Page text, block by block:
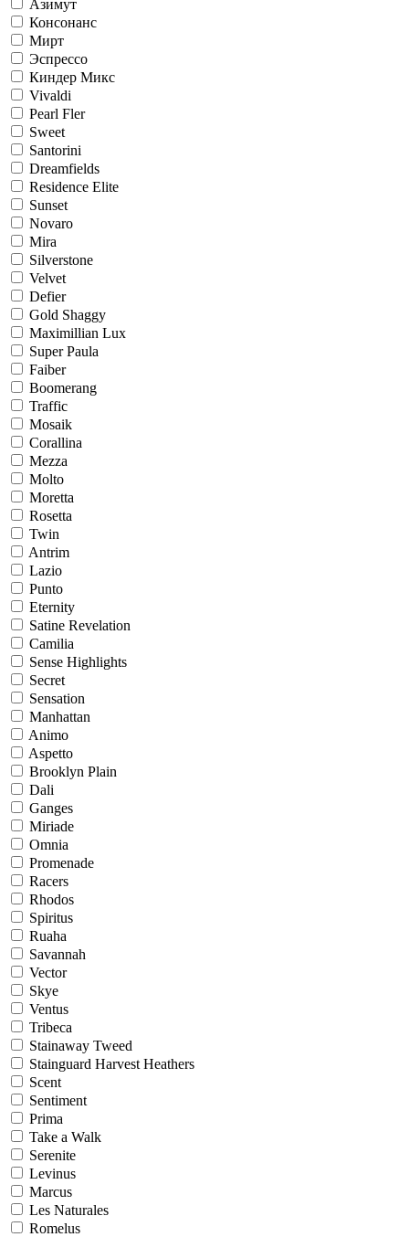
Азимут
Консонанс
Мирт
Эспрессо
Киндер Микс
Vivaldi
Pearl Fler
Sweet
Santorini
Dreamfields
Residence Elite
Sunset
Novaro
Mira
Silverstone
Velvet
Defier
Gold Shaggy
Maximillian Lux
Super Paula
Faiber
Boomerang
Traffic
Mosaik
Corallina
Mezza
Molto
Moretta
Rosetta
Twin
Antrim
Lazio
Punto
Eternity
Satine Revelation
Camilia
Sense Highlights
Secret
Sensation
Manhattan
Animo
Aspetto
Brooklyn Plain
Dali
Ganges
Miriade
Omnia
Promenade
Racers
Rhodos
Spiritus
Ruaha
Savannah
Vector
Skye
Ventus
Tribeca
Stainaway Tweed
Stainguard Harvest Heathers
Scent
Sentiment
Prima
Take a Walk
Serenite
Levinus
Marcus
Les Naturales
Romelus